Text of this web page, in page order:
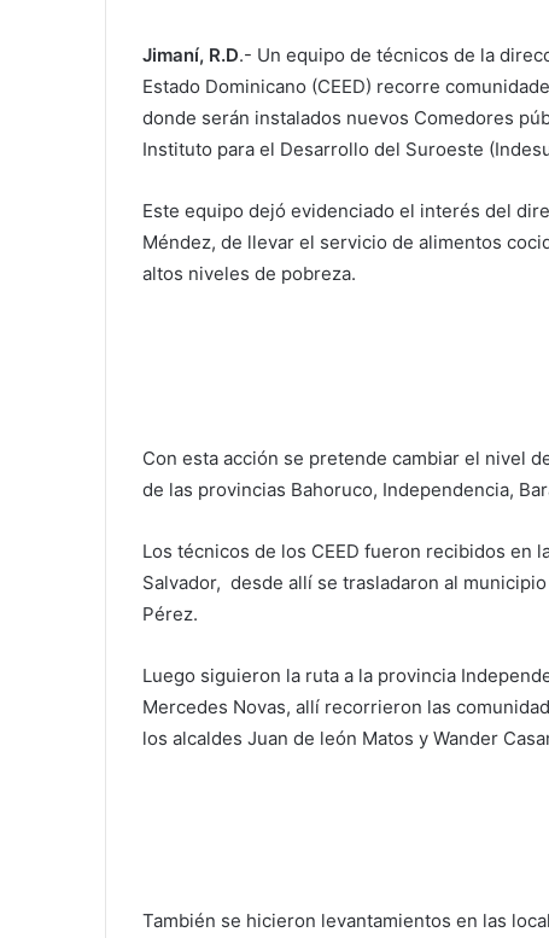
Jimaní, R.D.- Un equipo de técnicos de la
Estado Dominicano (CEED) recorre
donde serán instalados nuevos Comedores
Instituto para el Desarrollo del Suroeste
Este equipo dejó evidenciado el interés del
Méndez, de llevar el servicio de alimentos
altos niveles de pobreza.
Con esta acción se pretende cambiar el nivel
de las provincias Bahoruco, Independencia,
Los técnicos de los CEED fueron recibidos en
Salvador, desde allí se trasladaron al
Pérez.
Luego siguieron la ruta a la provincia
Mercedes Novas, allí recorrieron las
los alcaldes Juan de león Matos y Wander
También se hicieron levantamientos en las